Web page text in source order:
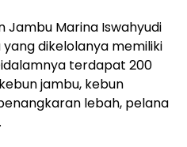
Jambu Marina Iswahyudi
dikelolanya memiliki
terdapat 200
jambu, kebun
lebah, pelana